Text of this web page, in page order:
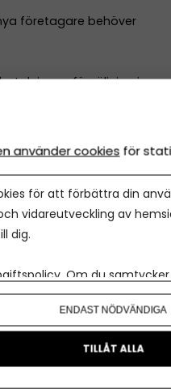
företagare behöver
försäljning i
preliminärskatt,
I enskild firma.
inventarier.
2025 innebär att alla
även om du fått
sköter detta
använder cookies för
för att förbättra din
vidareutveckling av
dig.
. Om du
efterhand hittar du den
ENDAST NÖDVÄNDIGA
TILLÅT ALLA